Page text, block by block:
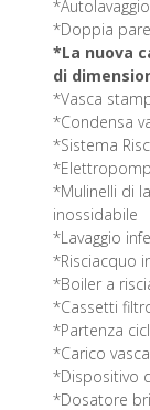
*Doppia
*La nuova
di
*Vasca
*Condensa
*Sistema
*Mulinelli di
inossidabile
*Lavaggio
*Risciacquo
*Boiler a
*Cassetti
*Partenza
*Carico
*Dispositivo
*Dosatore